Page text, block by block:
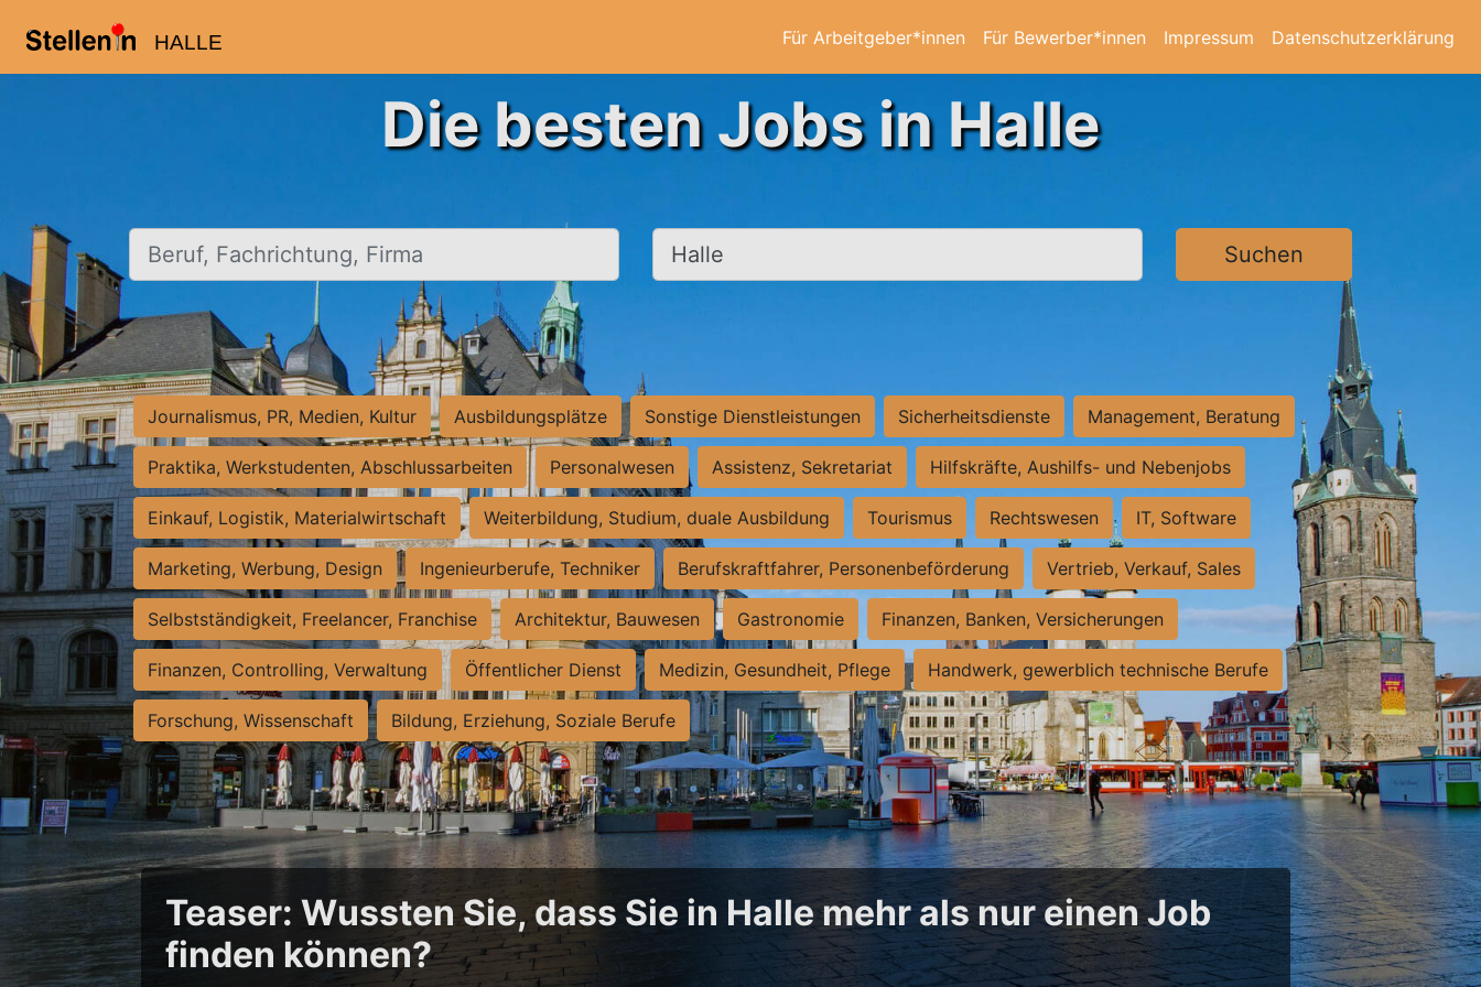
HALLE Für Arbeitgeber*innen Für Bewerber*innen Impressum Datenschutzerklärung
Die besten Jobs in Halle
Beruf, Fachrichtung, Firma Ort, Stadt Suchen
Journalismus, PR, Medien, Kultur Ausbildungsplätze Sonstige Dienstleistungen Sicherheitsdienste Management, Beratung
Praktika, Werkstudenten, Abschlussarbeiten Personalwesen Assistenz, Sekretariat Hilfskräfte, Aushilfs- und Nebenjobs
Einkauf, Logistik, Materialwirtschaft Weiterbildung, Studium, duale Ausbildung Tourismus Rechtswesen IT, Software
Marketing, Werbung, Design Ingenieurberufe, Techniker Berufskraftfahrer, Personenbeförderung Vertrieb, Verkauf, Sales
Selbstständigkeit, Freelancer, Franchise Architektur, Bauwesen Gastronomie Finanzen, Banken, Versicherungen
Finanzen, Controlling, Verwaltung Öffentlicher Dienst Medizin, Gesundheit, Pflege Handwerk, gewerblich technische Berufe
Forschung, Wissenschaft Bildung, Erziehung, Soziale Berufe
Teaser: Wussten Sie, dass Sie in Halle mehr als nur einen Job
finden können?